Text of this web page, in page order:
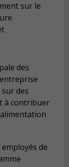
sur le
des
des
à contribuer
de